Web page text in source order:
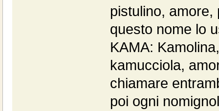
pistulino,
questo nome lo
KAMA:
kamucciola,
chiamare
poi ogni